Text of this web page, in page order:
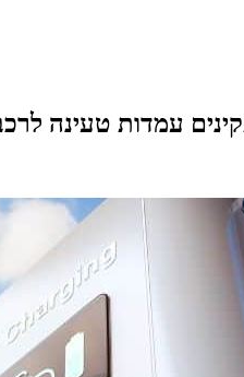
עמדות טעינה